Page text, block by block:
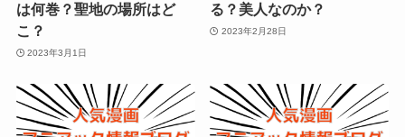
は何巻？聖地の場所はど
こ？
2023年3月1日
る？美人なのか？
2023年2月28日